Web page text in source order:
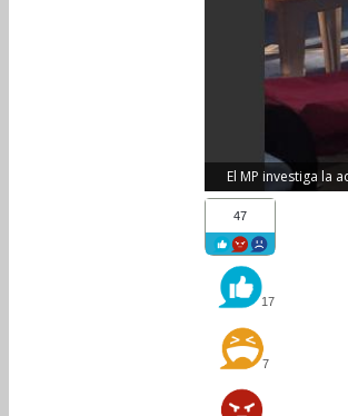
El MP investiga la
47
17
7